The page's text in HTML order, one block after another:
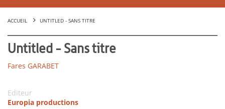
ACCUEIL UNTITLED - SANS TITRE
Untitled - Sans titre
Fares GARABET
Editeur
Europia productions